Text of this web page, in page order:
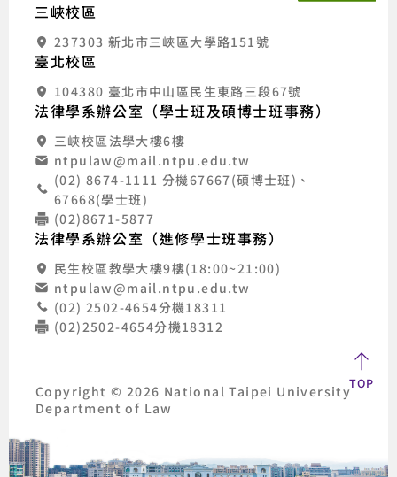
三峽校區
237303 新北市三峽區大學路151號
臺北校區
104380 臺北市中山區民生東路三段67號
法律學系辦公室（學士班及碩博士班事務）
三峽校區法學大樓6樓
ntpulaw@mail.ntpu.edu.tw
(02) 8674-1111 分機67667(碩博士班)、
67668(學士班)
(02)8671-5877
法律學系辦公室（進修學士班事務）
民生校區教學大樓9樓(18:00~21:00)
ntpulaw@mail.ntpu.edu.tw
(02) 2502-4654分機18311
(02)2502-4654分機18312
Copyright © 2026 National Taipei University
Department of Law
TOP